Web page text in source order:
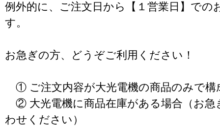
例外的に、ご注文日から【１営業日】での
す。
お急ぎの方、どうぞご利用ください！
① ご注文内容が大光電機の商品のみで構
② 大光電機に商品在庫がある場合（お急
わせください）